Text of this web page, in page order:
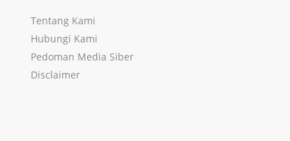
Tentang Kami
Hubungi Kami
Pedoman Media Siber
Disclaimer